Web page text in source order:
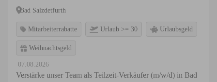
Bad Salzdetfurth
Mitarbeiterrabatte Urlaub >= 30 Urlaubsgeld
Weihnachtsgeld
07.08.2026
Verstärke unser Team als Teilzeit-Verkäufer (m/w/d) in Bad